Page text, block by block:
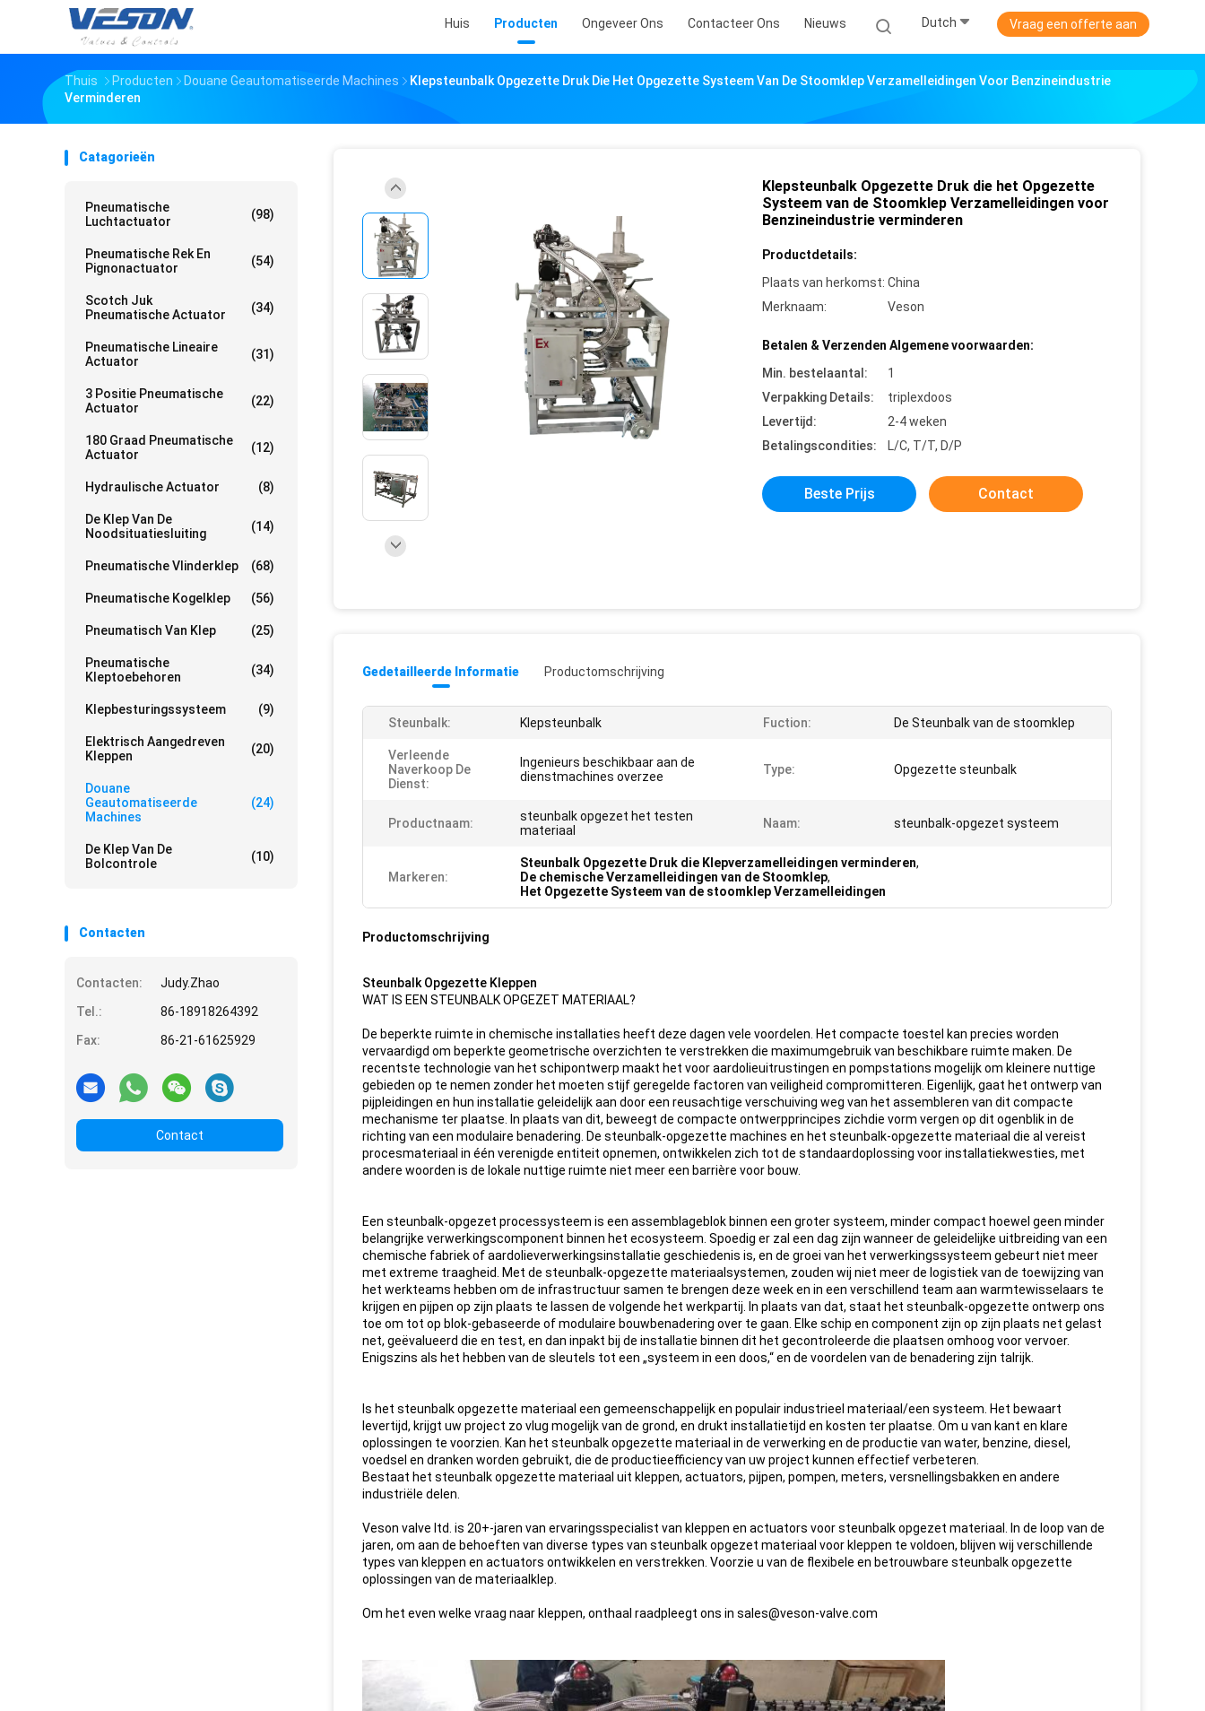
Huis Producten Ongeveer Ons Contacteer Ons Nieuws Dutch Vraag een offerte aan
Thuis Producten Douane Geautomatiseerde Machines
Klepsteunbalk Opgezette Druk Die Het Opgezette Systeem Van De Stoomklep Verzamelleidingen Voor Benzineindustrie
Verminderen
Catagorieën
Pneumatische
Luchtactuator
(98)
Pneumatische Rek En
Pignonactuator
(54)
Scotch Juk
Pneumatische Actuator
(34)
Pneumatische Lineaire
Actuator
(31)
3 Positie Pneumatische
Actuator
(22)
180 Graad Pneumatische
Actuator
(12)
Hydraulische Actuator (8)
De Klep Van De
Noodsituatiesluiting
(14)
Pneumatische Vlinderklep (68)
Pneumatische Kogelklep (56)
Pneumatisch Van Klep (25)
Pneumatische
Kleptoebehoren
(34)
Klepbesturingssysteem (9)
Elektrisch Aangedreven
Kleppen
(20)
Douane
Geautomatiseerde
Machines
(24)
De Klep Van De
Bolcontrole
(10)
Contacten
Contacten:
Judy.Zhao
Tel.:
86-18918264392
Fax:
86-21-61625929
Contact
Klepsteunbalk Opgezette Druk die het Opgezette
Systeem van de Stoomklep Verzamelleidingen voor
Benzineindustrie verminderen
Productdetails:
Plaats van herkomst: China
Merknaam:
Veson
Betalen & Verzenden Algemene voorwaarden:
Min. bestelaantal:
1
Verpakking Details:
triplexdoos
Levertijd:
2-4 weken
Betalingscondities:
L/C, T/T, D/P
Beste Prijs Contact
Gedetailleerde Informatie Productomschrijving
Steunbalk: Klepsteunbalk Fuction: De Steunbalk van de stoomklep
Verleende
Naverkoop De
Dienst:
Ingenieurs beschikbaar aan de
dienstmachines overzee
Type: Opgezette steunbalk
Productnaam:
steunbalk opgezet het testen
materiaal
Naam: steunbalk-opgezet systeem
Markeren:
Steunbalk Opgezette Druk die Klepverzamelleidingen verminderen,
De chemische Verzamelleidingen van de Stoomklep,
Het Opgezette Systeem van de stoomklep Verzamelleidingen
Productomschrijving
Steunbalk Opgezette Kleppen
WAT IS EEN STEUNBALK OPGEZET MATERIAAL?
De beperkte ruimte in chemische installaties heeft deze dagen vele voordelen. Het compacte toestel kan precies worden
vervaardigd om beperkte geometrische overzichten te verstrekken die maximumgebruik van beschikbare ruimte maken. De
recentste technologie van het schipontwerp maakt het voor aardolieuitrustingen en pompstations mogelijk om kleinere nuttige
gebieden op te nemen zonder het moeten stijf geregelde factoren van veiligheid compromitteren. Eigenlijk, gaat het ontwerp van
pijpleidingen en hun installatie geleidelijk aan door een reusachtige verschuiving weg van het assembleren van dit compacte
mechanisme ter plaatse. In plaats van dit, beweegt de compacte ontwerpprincipes zichdie vorm vergen op dit ogenblik in de
richting van een modulaire benadering. De steunbalk-opgezette machines en het steunbalk-opgezette materiaal die al vereist
procesmateriaal in één verenigde entiteit opnemen, ontwikkelen zich tot de standaardoplossing voor installatiekwesties, met
andere woorden is de lokale nuttige ruimte niet meer een barrière voor bouw.
Een steunbalk-opgezet processysteem is een assemblageblok binnen een groter systeem, minder compact hoewel geen minder
belangrijke verwerkingscomponent binnen het ecosysteem. Spoedig er zal een dag zijn wanneer de geleidelijke uitbreiding van een
chemische fabriek of aardolieverwerkingsinstallatie geschiedenis is, en de groei van het verwerkingssysteem gebeurt niet meer
met extreme traagheid. Met de steunbalk-opgezette materiaalsystemen, zouden wij niet meer de logistiek van de toewijzing van
het werkteams hebben om de infrastructuur samen te brengen deze week en in een verschillend team aan warmtewisselaars te
krijgen en pijpen op zijn plaats te lassen de volgende het werkpartij. In plaats van dat, staat het steunbalk-opgezette ontwerp ons
toe om tot op blok-gebaseerde of modulaire bouwbenadering over te gaan. Elke schip en component zijn op zijn plaats net gelast
net, geëvalueerd die en test, en dan inpakt bij de installatie binnen dit het gecontroleerde die plaatsen omhoog voor vervoer.
Enigszins als het hebben van de sleutels tot een „systeem in een doos,“ en de voordelen van de benadering zijn talrijk.
Is het steunbalk opgezette materiaal een gemeenschappelijk en populair industrieel materiaal/een systeem. Het bewaart
levertijd, krijgt uw project zo vlug mogelijk van de grond, en drukt installatietijd en kosten ter plaatse. Om u van kant en klare
oplossingen te voorzien. Kan het steunbalk opgezette materiaal in de verwerking en de productie van water, benzine, diesel,
voedsel en dranken worden gebruikt, die de productieefficiency van uw project kunnen effectief verbeteren.
Bestaat het steunbalk opgezette materiaal uit kleppen, actuators, pijpen, pompen, meters, versnellingsbakken en andere
industriële delen.
Veson valve ltd. is 20+-jaren van ervaringsspecialist van kleppen en actuators voor steunbalk opgezet materiaal. In de loop van de
jaren, om aan de behoeften van diverse types van steunbalk opgezet materiaal voor kleppen te voldoen, blijven wij verschillende
types van kleppen en actuators ontwikkelen en verstrekken. Voorzie u van de flexibele en betrouwbare steunbalk opgezette
oplossingen van de materiaalklep.
Om het even welke vraag naar kleppen, onthaal raadpleegt ons in sales@veson-valve.com